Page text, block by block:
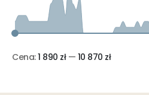
Cena:1 890 zł— 10 870 zł